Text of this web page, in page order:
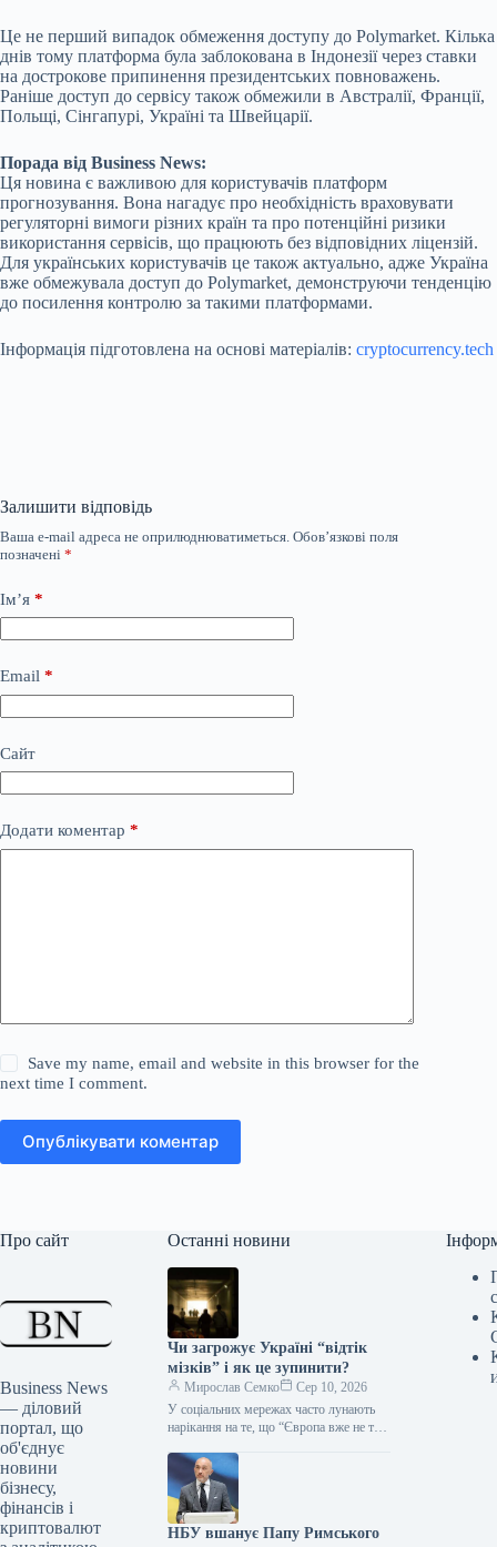
Це не перший випадок обмеження доступу до Polymarket. Кілька
днів тому платформа була заблокована в Індонезії через ставки
на дострокове припинення президентських повноважень.
Раніше доступ до сервісу також обмежили в Австралії, Франції,
Польщі, Сінгапурі, Україні та Швейцарії.
Порада від Business News:
Ця новина є важливою для користувачів платформ
прогнозування. Вона нагадує про необхідність враховувати
регуляторні вимоги різних країн та про потенційні ризики
використання сервісів, що працюють без відповідних ліцензій.
Для українських користувачів це також актуально, адже Україна
вже обмежувала доступ до Polymarket, демонструючи тенденцію
до посилення контролю за такими платформами.
Інформація підготовлена на основі матеріалів: cryptocurrency.tech
Залишити відповідь
Ваша e-mail адреса не оприлюднюватиметься. Обов’язкові поля
позначені *
Ім’я *
Email *
Сайт
Додати коментар *
Save my name, email and website in this browser for the
next time I comment.
Опублікувати коментар
Про сайт
Business News
— діловий
портал, що
об'єднує
новини
бізнесу,
фінансів і
криптовалют
Останні новини
Чи загрожує Україні “відтік
мізків” і як це зупинити?
Мирослав Семко
Сер 10, 2026
У соціальних мережах часто лунають
нарікання на те, що “Європа вже не та”,
замінюють” та…
НБУ вшанує Папу Римського